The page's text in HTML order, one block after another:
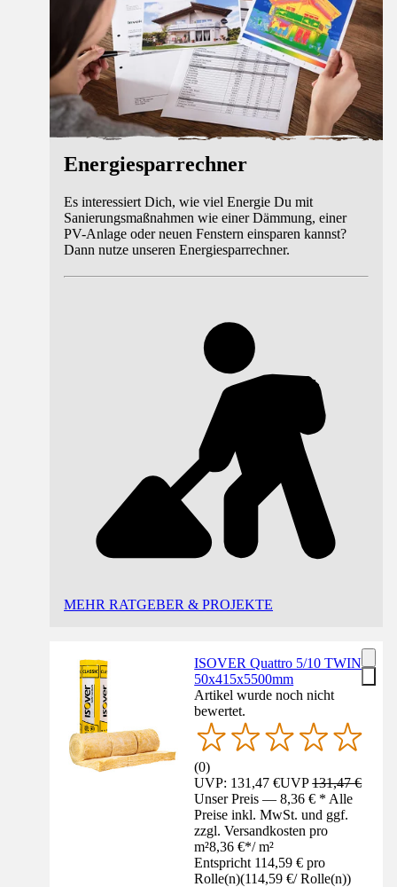
Energiesparrechner
Es interessiert Dich, wie viel Energie Du mit
Sanierungsmaßnahmen wie einer Dämmung, einer
PV-Anlage oder neuen Fenstern einsparen kannst?
Dann nutze unseren Energiesparrechner.
MEHR RATGEBER & PROJEKTE
ISOVER Quattro 5/10 TWIN
50x415x5500mm
Artikel wurde noch nicht
bewertet.
(0)
UVP: 131,47 €UVP131,47 €
Unser Preis — 8,36 € * Alle
Preise inkl. MwSt. und ggf.
zzgl. Versandkosten pro
m²8,36 €*/ m²
Entspricht 114,59 € pro
Rolle(n)(114,59 €/ Rolle(n))